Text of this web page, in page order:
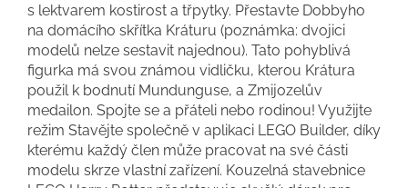
s lektvarem kostirost a třpytky. Přestavte Dobbyho
na domácího skřítka Kráturu (poznámka: dvojici
modelů nelze sestavit najednou). Tato pohyblivá
figurka má svou známou vidličku, kterou Krátura
použil k bodnutí Mundunguse, a Zmijozelův
medailon. Spojte se a přáteli nebo rodinou! Využijte
režim Stavějte společně v aplikaci LEGO Builder, díky
kterému každý člen může pracovat na své části
modelu skrze vlastní zařízení. Kouzelná stavebnice